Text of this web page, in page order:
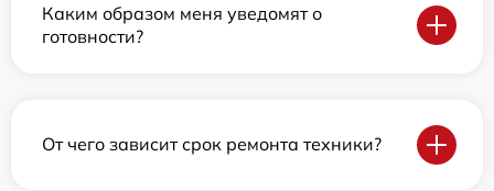
Каким образом меня уведомят о
готовности?
От чего зависит срок ремонта техники?